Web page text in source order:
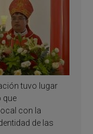
tuvo lugar
que
con la
de las